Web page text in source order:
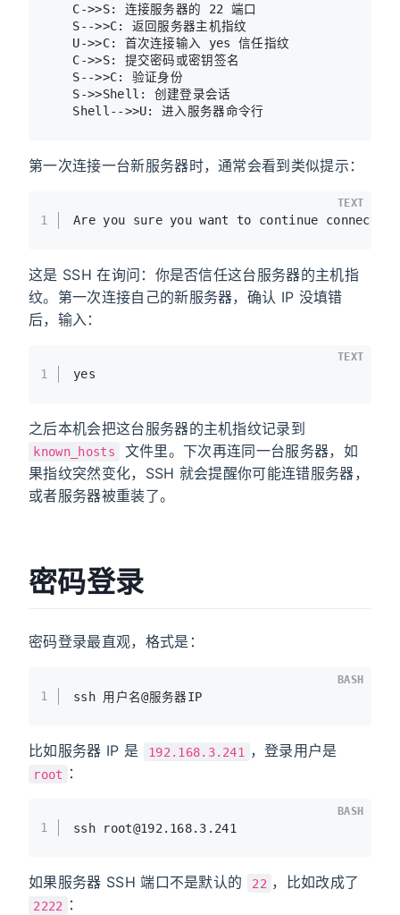
    C->>S: 连接服务器的 22 端口
    S-->>C: 返回服务器主机指纹
    U->>C: 首次连接输入 yes 信任指纹
    C->>S: 提交密码或密钥签名
    S-->>C: 验证身份
    S->>Shell: 创建登录会话
第一次连接一台新服务器时，通常会看到类似提示：
1 Are you sure you want to continue
TEXT
这是 SSH 在询问：你是否信任这台服务器的主机指
纹。第一次连接自己的新服务器，确认 IP 没填错
后，输入：
1 yes
TEXT
之后本机会把这台服务器的主机指纹记录到
known_hosts
文件里。下次再连同一台服务器，如
果指纹突然变化，SSH 就会提醒你可能连错服务器，
或者服务器被重装了。
密码登录
密码登录最直观，格式是：
1 ssh 用户名@服务器IP
BASH
比如服务器 IP 是 192.168.3.241 ，登录用户是
root ：
1 ssh root@192.168.3.241
BASH
如果服务器 SSH 端口不是默认的 22 ，比如改成了
2222 ：